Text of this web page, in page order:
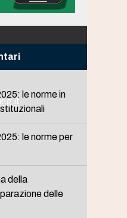
le norme in
le norme per
della
delle